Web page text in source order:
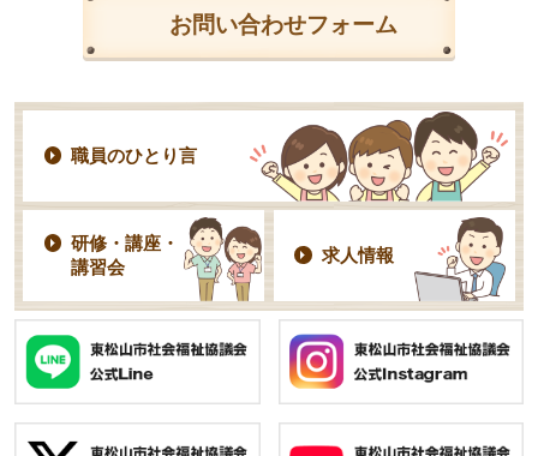
お問い合わせフォーム
職員のひとり言
研修・講座・
講習会
求人情報